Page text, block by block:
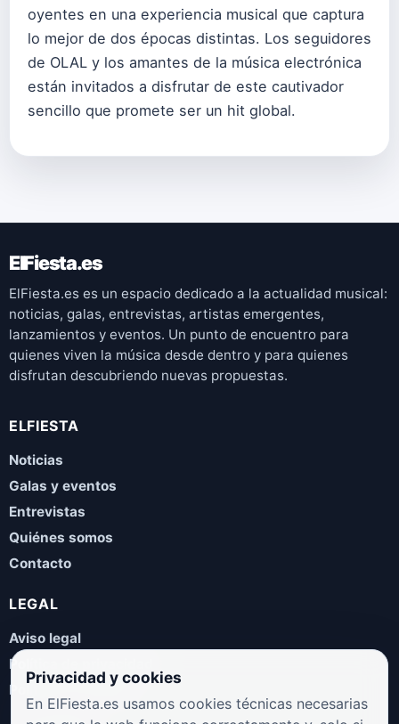
oyentes en una experiencia musical que captura
lo mejor de dos épocas distintas. Los seguidores
de OLAL y los amantes de la música electrónica
están invitados a disfrutar de este cautivador
sencillo que promete ser un hit global.
ElFiesta.es
ElFiesta.es es un espacio dedicado a la actualidad musical:
noticias, galas, entrevistas, artistas emergentes,
lanzamientos y eventos. Un punto de encuentro para
quienes viven la música desde dentro y para quienes
disfrutan descubriendo nuevas propuestas.
ELFIESTA
Noticias
Galas y eventos
Entrevistas
Quiénes somos
Contacto
LEGAL
Aviso legal
Política de privacidad
Política de cookies
Privacidad y cookies
En ElFiesta.es usamos cookies técnicas necesarias